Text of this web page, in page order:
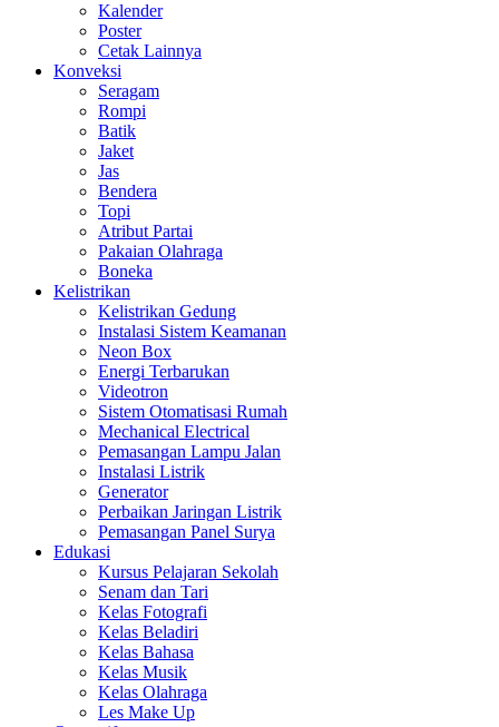
Kalender
Poster
Cetak Lainnya
Konveksi
Seragam
Rompi
Batik
Jaket
Jas
Bendera
Topi
Atribut Partai
Pakaian Olahraga
Boneka
Kelistrikan
Kelistrikan Gedung
Instalasi Sistem Keamanan
Neon Box
Energi Terbarukan
Videotron
Sistem Otomatisasi Rumah
Mechanical Electrical
Pemasangan Lampu Jalan
Instalasi Listrik
Generator
Perbaikan Jaringan Listrik
Pemasangan Panel Surya
Edukasi
Kursus Pelajaran Sekolah
Senam dan Tari
Kelas Fotografi
Kelas Beladiri
Kelas Bahasa
Kelas Musik
Kelas Olahraga
Les Make Up